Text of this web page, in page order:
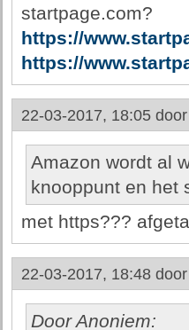
startpage.com?
https://
https://
22-03-2017, 18:05 door
Amazon wordt al
knooppunt en het
met https???
22-03-2017, 18:48 door
Door Anoniem: